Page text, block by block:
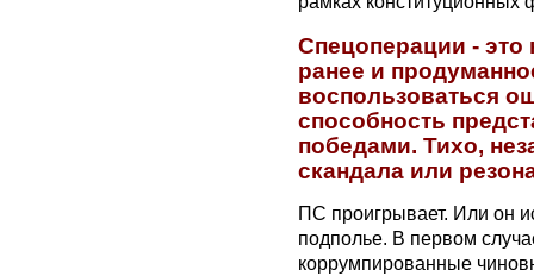
Спецоперации - это
ранее и
воспользоваться
способность
победами. Тихо,
скандала или
ПС проигрывает. Или он
подполье. В первом
коррумпированные